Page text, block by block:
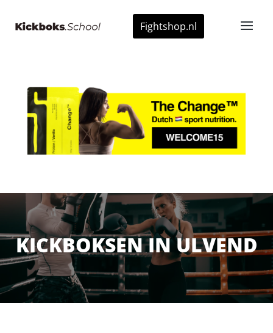
Fightshop.nl
KICKBOKSEN IN ULVEND